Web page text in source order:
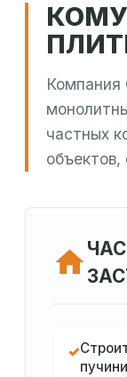
КОМУ
частных
✓